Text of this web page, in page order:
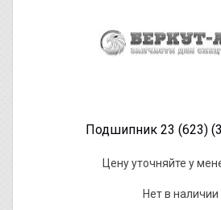
Подшипник 23 (623)
Цену уточняйте у
Нет в наличии